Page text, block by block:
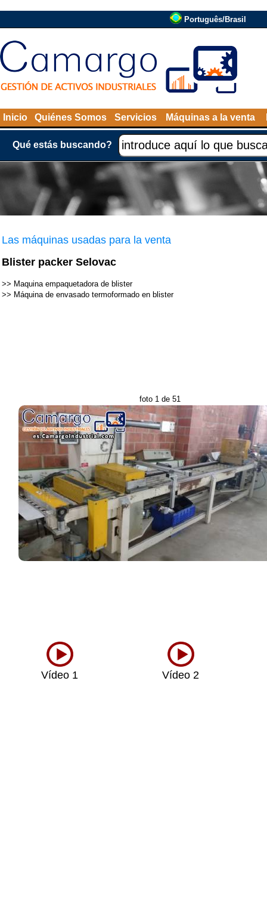
Português/Brasil
Inicio Quiénes Somos Servicios Máquinas a la venta
Qué estás buscando?
Las máquinas usadas para la venta
Blister packer Selovac
>> Maquina empaquetadora de blister
>> Máquina de envasado termoformado en blister
foto 1 de 51
Vídeo 1 Vídeo 2